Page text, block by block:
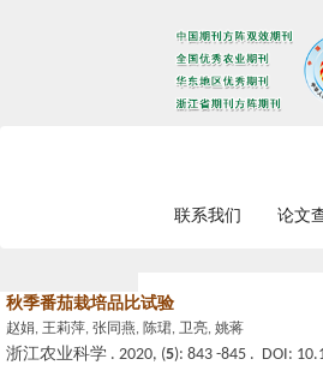
联系我们 论文
秋季番茄栽培品比试验
赵娟, 王莉萍, 张同燕, 陈珺, 卫亮, 姚蒋
浙江农业科学 . 2020, (5): 843 -845 . DOI: